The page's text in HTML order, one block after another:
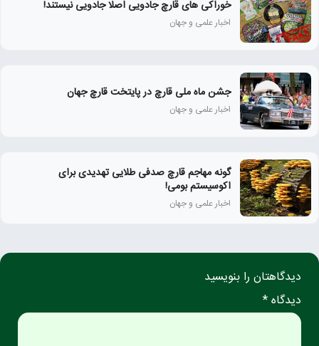
خوراکی های قارچ جادویی اصلا جادویی نیستند!
اخبار علمی و جهان
جشن ماه ملی قارچ در پایتخت قارچ جهان
اخبار علمی و جهان
گونه مهاجم قارچ صدفی طلایی تهدیدی برای
اکوسیستم بومی!
اخبار علمی و جهان
دیدگاهتان را بنویسید
دیدگاه *